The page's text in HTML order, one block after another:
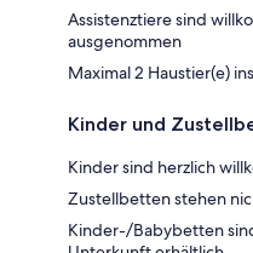
Assistenztiere sind
ausgenommen
Maximal 2 Haustier(e)
Kinder und
Kinder sind herzlich
Zustellbetten stehen
Kinder-/Babybetten